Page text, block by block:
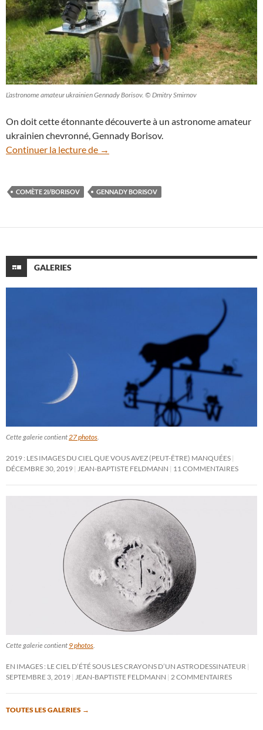
L’astronome amateur ukrainien Gennady Borisov. ©Dmitry Smirnov
On doit cette étonnante découverte à un astronome amateur
ukrainien chevronné, Gennady Borisov.
Continuer la lecture de Gennady Borisov, découvreur de la
→
COMÈTE 2I/BORISOV GENNADY BORISOV
GALERIES
Cette galerie contient27 photos.
2019 : LES IMAGES DU CIEL QUE VOUS AVEZ (PEUT-ÊTRE) MANQUÉES
DÉCEMBRE 30, 2019 JEAN-BAPTISTE FELDMANN 11 COMMENTAIRES
Cette galerie contient 9 photos.
EN IMAGES : LE CIEL D’ÉTÉ SOUS LES CRAYONS D’UN ASTRODESSINATEUR
SEPTEMBRE 3, 2019 JEAN-BAPTISTE FELDMANN 2 COMMENTAIRES
TOUTES LES GALERIES →